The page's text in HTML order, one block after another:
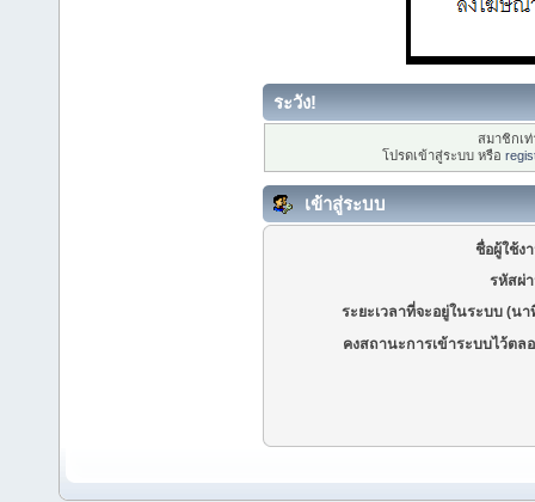
ระวัง!
สมาชิกเ
โปรดเข้าสู่ระบบ หรือ
เข้าสู่ระบบ
ชื่อผู้ใช้ง
รหัสผ่
ระยะเวลาที่จะอยู่ในระบบ (นา
คงสถานะการเข้าระบบไว้ตล